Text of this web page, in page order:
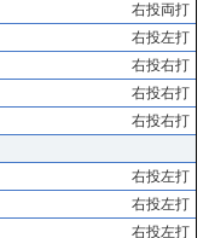
右投両打
右投左打
右投右打
右投右打
右投右打
右投左打
右投左打
右投左打